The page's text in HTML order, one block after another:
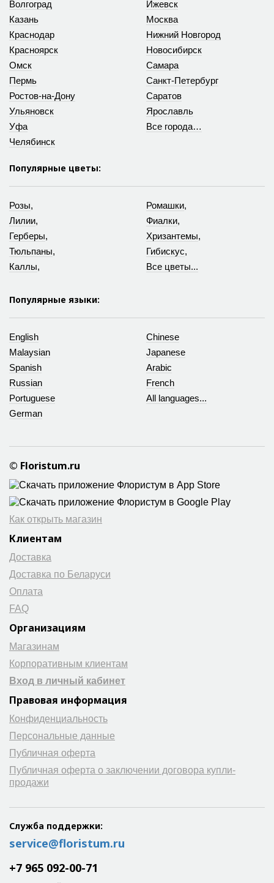
Волгоград
Ижевск
Казань
Краснодар
Красноярск
Москва
Нижний Новгород
Новосибирск
Омск
Пермь
Ростов-на-Дону
Самара
Санкт-Петербург
Саратов
Ульяновск
Уфа
Челябинск
Ярославль
Все города…
Популярные цветы:
Розы,
Лилии,
Герберы,
Тюльпаны,
Каллы,
Ромашки,
Фиалки,
Хризантемы,
Гибискус,
Все цветы...
Популярные языки:
English
Malaysian
Chinese
Japanese
Spanish
Russian
Arabic
French
Portuguese
German
All languages...
© Floristum.ru
Как открыть магазин
Клиентам
Доставка
Доставка по Беларуси
Оплата
FAQ
Организациям
Магазинам
Корпоративным клиентам
Вход в личный кабинет
Правовая информация
Конфиденциальность
Персональные данные
Публичная оферта
Публичная оферта о заключении договора купли-
продажи
Служба поддержки:
service@floristum.ru
+7 965 092-00-71